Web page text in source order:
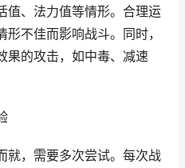
值、法力值等情形。合理运
不佳而影响战斗。同时，
果的攻击，如中毒、减速
就，需要多次尝试。每次战